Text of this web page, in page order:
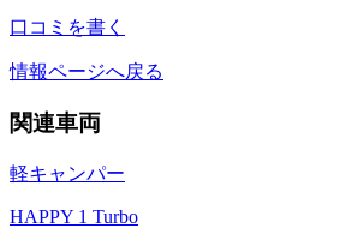
口コミを書く
情報ページへ戻る
関連車両
軽キャンパー
HAPPY 1 Turbo